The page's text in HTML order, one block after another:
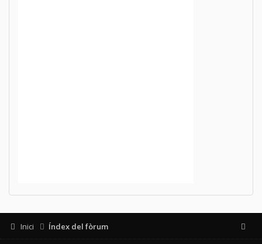
Inici Índex del fòrum